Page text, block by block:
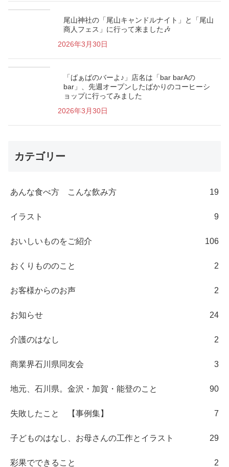
尾山神社の「尾山キャンドルナイト」と「尾山
商人フェス」に行って来ました🎶
2026年3月30日
「ばぁばのバーよ♪」店名は「bar barAの
bar」、先週オープンしたばかりのコーヒーシ
ョップに行ってみました
2026年3月30日
カテゴリー
あんな食べ方 こんな飲み方 19
イラスト 9
おいしいものをご紹介 106
おくりもののこと 2
お客様からのお声 2
お知らせ 24
介護のはなし 2
商業界石川県同友会 3
地元、石川県。金沢・加賀・能登のこと 90
失敗したこと 【事例集】 7
子どものはなし、お母さんの工作とイラスト 29
彩果でできること 2